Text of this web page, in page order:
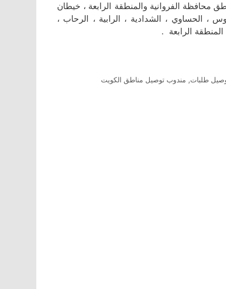
الفروانية والمنطقة الرابعة ، خيطان
، الحساوي ، الشدادية ، الرابية ، الرحاب ،
المنطقة الرابعة .
طلبات, مندوب توصيل مناطق الكويت